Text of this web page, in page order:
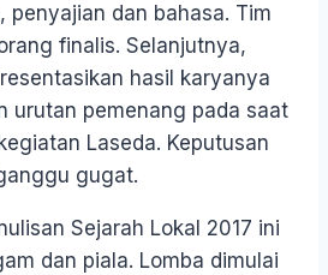
penyajian dan bahasa. Tim
finalis. Selanjutnya,
hasil karyanya
urutan pemenang pada saat
Laseda. Keputusan
gugat.
Sejarah Lokal 2017 ini
dan piala. Lomba dimulai